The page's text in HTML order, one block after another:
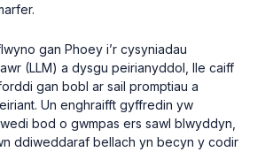
gan Phoey i’r cysyniadau
(LLM) a dysgu peirianyddol, lle caiff
gan bobl ar sail promptiau a
Un enghraifft gyffredin yw
bod o gwmpas ers sawl blwyddyn,
ddiweddaraf bellach yn becyn y codir